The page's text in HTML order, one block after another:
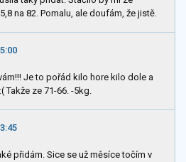
na 82. Pomalu, ale doufám, že jistě.
Je to pořád kilo hore kilo dole a
Takže ze 71-66. -5kg.
přidám. Sice se už měsíce točím v